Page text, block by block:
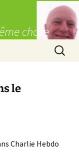
chose
le
Charlie Hebdo